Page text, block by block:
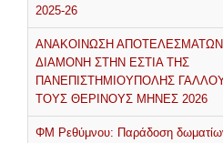
Συχνές Ερωτήσεις
Προτάσεις - Βελτιώσεις - Σκέψεις -
ΠΛΗΡΟΦΟΡΊΕΣ
2025-26
ΑΝΑΚΟΙΝΩΣΗ ΑΠΟΤΕΛΕΣΜΑΤΩΝ
ΔΙΑΜΟΝΗ ΣΤΗΝ ΕΣΤΙΑ ΤΗΣ
ΠΑΝΕΠΙΣΤΗΜΙΟΥΠΟΛΗΣ
ΤΟΥΣ ΘΕΡΙΝΟΥΣ ΜΗΝΕΣ 2026
ΦΜ Ρεθύμνου: Παράδοση